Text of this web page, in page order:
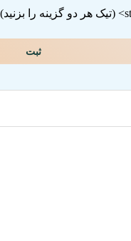
ثبت